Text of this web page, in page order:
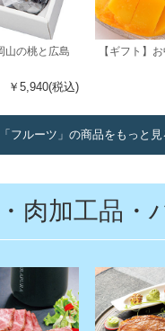
山の桃と広島
￥5,940(税込)
【ギフト】
「フルーツ」の商品をもっと見
肉加工品・